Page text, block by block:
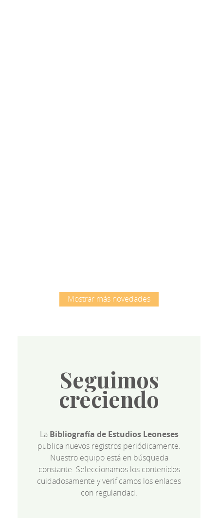
Mostrar más novedades
Seguimos
creciendo
La Bibliografía de Estudios Leoneses
publica nuevos registros periódicamente.
Nuestro equipo está en búsqueda
constante. Seleccionamos los contenidos
cuidadosamente y verificamos los enlaces
con regularidad.